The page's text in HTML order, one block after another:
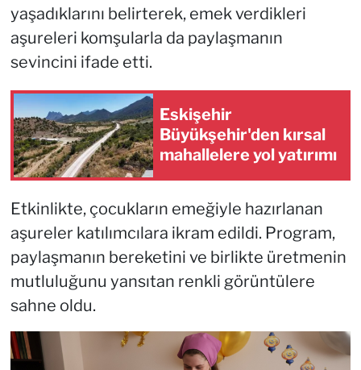
yaşadıklarını belirterek, emek verdikleri
aşureleri komşularla da paylaşmanın
sevincini ifade etti.
Eskişehir
Büyükşehir'den kırsal
mahallelere yol yatırımı
Etkinlikte, çocukların emeğiyle hazırlanan
aşureler katılımcılara ikram edildi. Program,
paylaşmanın bereketini ve birlikte üretmenin
mutluluğunu yansıtan renkli görüntülere
sahne oldu.